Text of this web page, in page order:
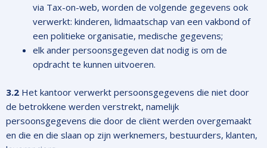
via Tax-on-web, worden de volgende gegevens ook
verwerkt: kinderen, lidmaatschap van een vakbond of
een politieke organisatie, medische gegevens;
elk ander persoonsgegeven dat nodig is om de
opdracht te kunnen uitvoeren.
3.2 Het kantoor verwerkt persoonsgegevens die niet door
de betrokkene werden verstrekt, namelijk
persoonsgegevens die door de cliënt werden overgemaakt
en die en die slaan op zijn werknemers, bestuurders, klanten,